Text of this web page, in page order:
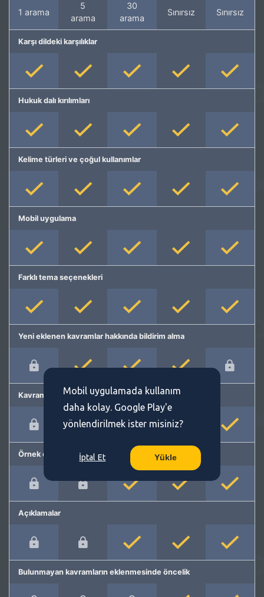
1 arama
5
arama
30
arama
Sınırsız Sınırsız
Karşı dildeki karşılıklar
Hukuk dalı kırılımları
Kelime türleri ve çoğul kullanımlar
Mobil uygulama
Farklı tema seçenekleri
Yeni eklenen kavramlar hakkında bildirim alma
Kavram önerme
Örnek cümleler
Açıklamalar
Bulunmayan kavramların eklenmesinde öncelik
Mobil uygulamada kullanım
daha kolay. Google Play'e
yönlendirilmek ister misiniz?
İptal Et Yükle